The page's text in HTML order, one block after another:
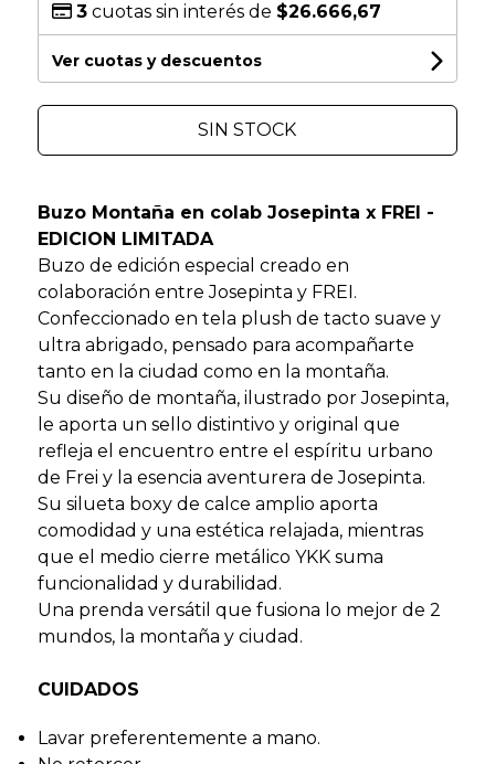
3cuotas sin interés de $26.666,67
Ver cuotas y descuentos
SIN STOCK
Buzo Montaña en colab Josepinta x FREI -
EDICION LIMITADA
Buzo de edición especial creado en
colaboración entre Josepinta y FREI.
Confeccionado en tela plush de tacto suave y
ultra abrigado, pensado para acompañarte
tanto en la ciudad como en la montaña.
Su diseño de montaña, ilustrado por Josepinta,
le aporta un sello distintivo y original que
refleja el encuentro entre el espíritu urbano
de Frei y la esencia aventurera de Josepinta.
Su silueta boxy de calce amplio aporta
comodidad y una estética relajada, mientras
que el medio cierre metálico YKK suma
funcionalidad y durabilidad.
Una prenda versátil que fusiona lo mejor de 2
mundos, la montaña y ciudad.
CUIDADOS
Lavar preferentemente a mano.